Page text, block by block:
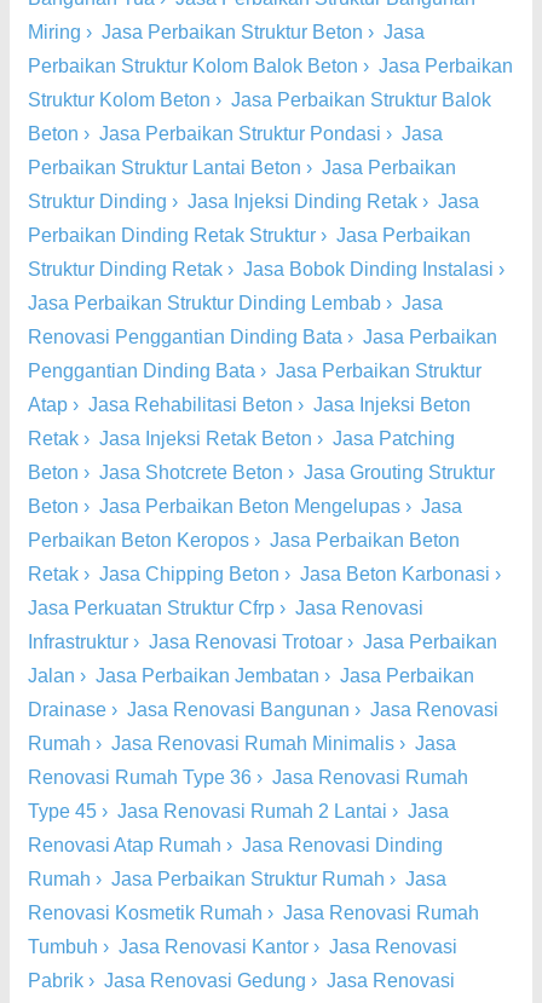
Miring › Jasa Perbaikan Struktur Beton › Jasa
Perbaikan Struktur Kolom Balok Beton › Jasa Perbaikan
Struktur Kolom Beton › Jasa Perbaikan Struktur Balok
Beton › Jasa Perbaikan Struktur Pondasi › Jasa
Perbaikan Struktur Lantai Beton › Jasa Perbaikan
Struktur Dinding › Jasa Injeksi Dinding Retak › Jasa
Perbaikan Dinding Retak Struktur › Jasa Perbaikan
Struktur Dinding Retak › Jasa Bobok Dinding Instalasi ›
Jasa Perbaikan Struktur Dinding Lembab › Jasa
Renovasi Penggantian Dinding Bata › Jasa Perbaikan
Penggantian Dinding Bata › Jasa Perbaikan Struktur
Atap › Jasa Rehabilitasi Beton › Jasa Injeksi Beton
Retak › Jasa Injeksi Retak Beton › Jasa Patching
Beton › Jasa Shotcrete Beton › Jasa Grouting Struktur
Beton › Jasa Perbaikan Beton Mengelupas › Jasa
Perbaikan Beton Keropos › Jasa Perbaikan Beton
Retak › Jasa Chipping Beton › Jasa Beton Karbonasi ›
Jasa Perkuatan Struktur Cfrp › Jasa Renovasi
Infrastruktur › Jasa Renovasi Trotoar › Jasa Perbaikan
Jalan › Jasa Perbaikan Jembatan › Jasa Perbaikan
Drainase › Jasa Renovasi Bangunan › Jasa Renovasi
Rumah › Jasa Renovasi Rumah Minimalis › Jasa
Renovasi Rumah Type 36 › Jasa Renovasi Rumah
Type 45 › Jasa Renovasi Rumah 2 Lantai › Jasa
Renovasi Atap Rumah › Jasa Renovasi Dinding
Rumah › Jasa Perbaikan Struktur Rumah › Jasa
Renovasi Kosmetik Rumah › Jasa Renovasi Rumah
Tumbuh › Jasa Renovasi Kantor › Jasa Renovasi
Pabrik › Jasa Renovasi Gedung › Jasa Renovasi